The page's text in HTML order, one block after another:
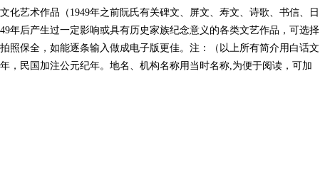
艺术作品（1949年之前阮氏有关碑文、屏文、寿文、诗歌、书信、日
年后产生过一定影响或具有历史家族纪念意义的各类文艺作品，可选择
照保全，如能逐条输入做成电子版更佳。注：（以上所有简介用白话文
，民国加注公元纪年。地名、机构名称用当时名称,为便于阅读，可加